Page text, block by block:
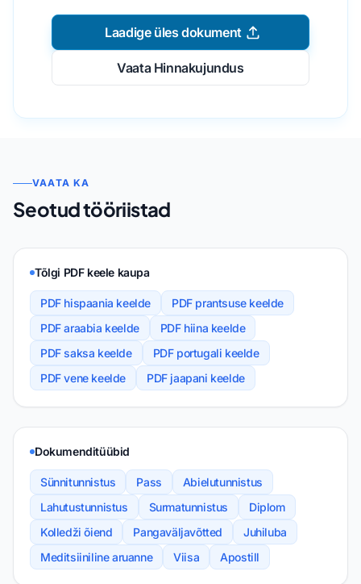
Laadige üles dokument
Vaata Hinnakujundus
VAATA KA
Seotud tööriistad
Tõlgi PDF keele kaupa
PDF hispaania keelde
PDF prantsuse keelde
PDF araabia keelde
PDF hiina keelde
PDF saksa keelde
PDF portugali keelde
PDF vene keelde
PDF jaapani keelde
Dokumenditüübid
Sünnitunnistus Pass
Abielutunnistus
Lahutustunnistus
Surmatunnistus
Diplom
Kolledži õiend
Pangaväljavõtted
Juhiluba
Meditsiiniline aruanne
Viisa Apostill